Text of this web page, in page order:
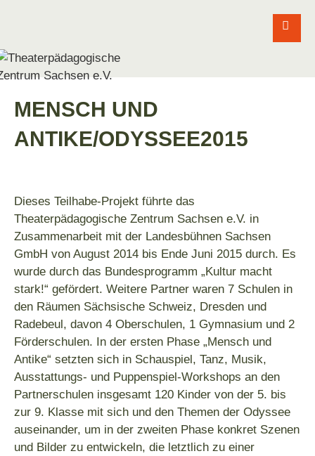
MENSCH UND
ANTIKE/ODYSSEE2015
Dieses Teilhabe-Projekt führte das
Theaterpädagogische Zentrum Sachsen e.V. in
Zusammenarbeit mit der Landesbühnen Sachsen
GmbH von August 2014 bis Ende Juni 2015 durch. Es
wurde durch das Bundesprogramm „Kultur macht
stark!“ gefördert. Weitere Partner waren 7 Schulen in
den Räumen Sächsische Schweiz, Dresden und
Radebeul, davon 4 Oberschulen, 1 Gymnasium und 2
Förderschulen. In der ersten Phase „Mensch und
Antike“ setzten sich in Schauspiel, Tanz, Musik,
Ausstattungs- und Puppenspiel-Workshops an den
Partnerschulen insgesamt 120 Kinder von der 5. bis
zur 9. Klasse mit sich und den Themen der Odyssee
auseinander, um in der zweiten Phase konkret Szenen
und Bilder zu entwickeln, die letztlich zu einer